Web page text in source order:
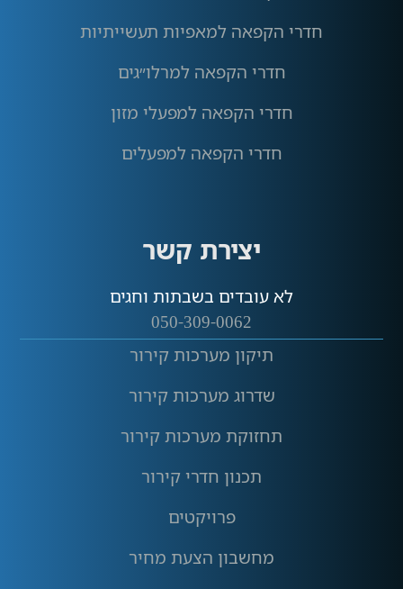
חדרי הקפאה למאפיות תעשייתיות
חדרי הקפאה למרלו״גים
חדרי הקפאה למפעלי מזון
חדרי הקפאה למפעלים
יצירת קשר
לא עובדים בשבתות וחגים
050-309-0062
תיקון מערכות קירור
שדרוג מערכות קירור
תחזוקת מערכות קירור
תכנון חדרי קירור
פרויקטים
מחשבון הצעת מחיר